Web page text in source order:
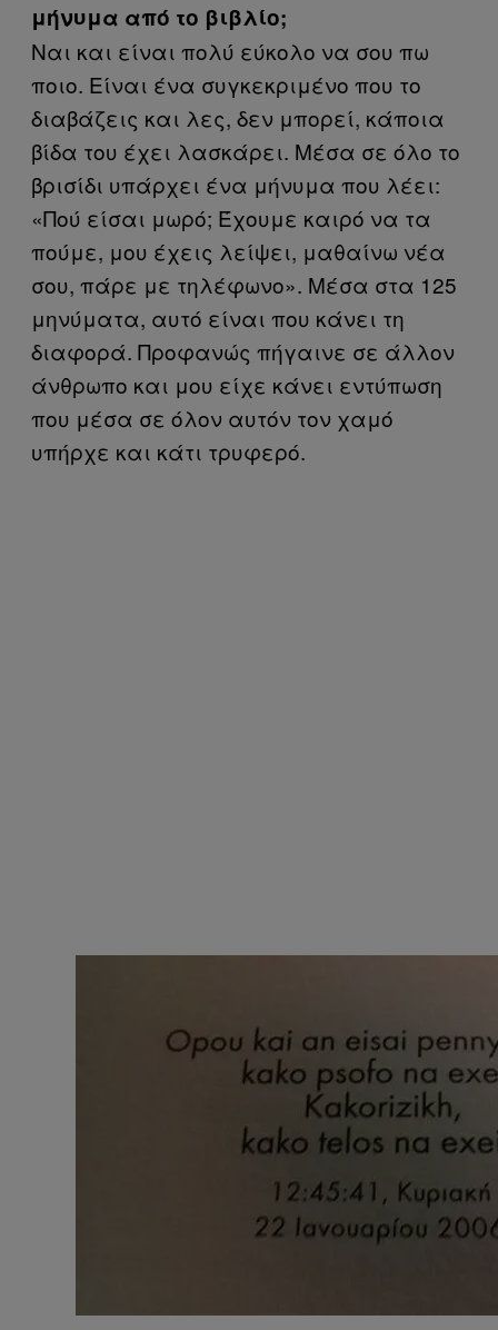
μήνυμα από το βιβλίο;
Ναι και είναι πολύ εύκολο να σου πω
ποιο. Είναι ένα συγκεκριμένο που το
διαβάζεις και λες, δεν μπορεί, κάποια
βίδα του έχει λασκάρει. Μέσα σε όλο το
βρισίδι υπάρχει ένα μήνυμα που λέει:
«Πού είσαι μωρό; Έχουμε καιρό να τα
πούμε, μου έχεις λείψει, μαθαίνω νέα
σου, πάρε με τηλέφωνο». Μέσα στα 125
μηνύματα, αυτό είναι που κάνει τη
διαφορά. Προφανώς πήγαινε σε άλλον
άνθρωπο και μου είχε κάνει εντύπωση
που μέσα σε όλον αυτόν τον χαμό
υπήρχε και κάτι τρυφερό.